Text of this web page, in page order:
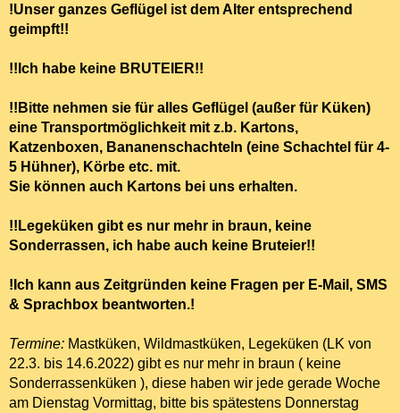
!Unser ganzes Geflügel ist dem Alter entsprechend
geimpft!!
!!Ich habe keine BRUTEIER!!
!!Bitte nehmen sie für alles Geflügel (außer für Küken)
eine Transportmöglichkeit mit z.b. Kartons,
Katzenboxen, Bananenschachteln (eine Schachtel für 4-
5 Hühner), Körbe etc. mit.
Sie können auch Kartons bei uns erhalten.
!!Legeküken gibt es nur mehr in braun, keine
Sonderrassen, ich habe auch keine Bruteier!!
!Ich kann aus Zeitgründen keine Fragen per E-Mail, SMS
& Sprachbox beantworten.!
Termine: Mastküken, Wildmastküken, Legeküken (LK von
22.3. bis 14.6.2022) gibt es nur mehr in braun ( keine
Sonderrassenküken ), diese haben wir jede gerade Woche
am Dienstag Vormittag, bitte bis spätestens Donnerstag